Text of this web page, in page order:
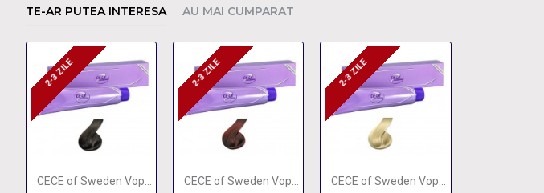
TE-AR PUTEA INTERESA AU MAI CUMPARAT
2-3 ZILE
2-3 ZILE 2-3 ZILE
2-3 ZILE 2-3 ZILE
2-3 ZILE